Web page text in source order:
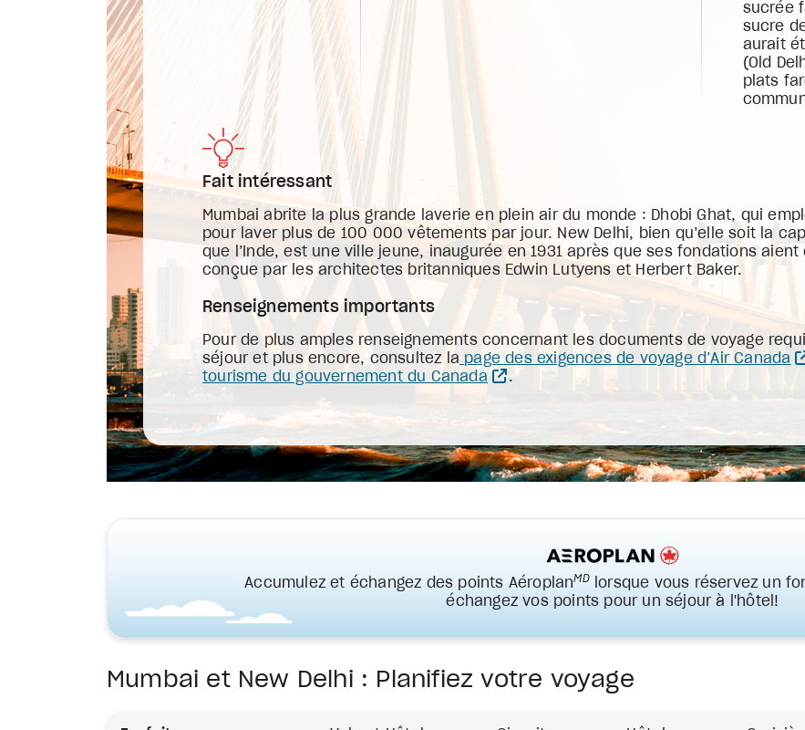
sucrée
sucre
aurait
(Old
plats
Fait intéressant
Mumbai abrite la plus grande laverie en plein air du monde : Dhobi Ghat, qui
pour laver plus de 100 000 vêtements par jour. New Delhi, bien qu’elle soit la
que l’Inde, est une ville jeune, inaugurée en 1931 après que ses fondations aient
conçue par les architectes britanniques Edwin Lutyens et Herbert Baker.
Renseignements importants
Pour de plus amples renseignements concernant les documents de voyage
séjour et plus encore, consultez la page des exigences de voyage d’Air Canada
tourisme du gouvernement du Canada
.
Accumulez et échangez des points AéroplanMDlorsque vous réservez un
échangez vos points pour un séjour à l'hôtel!
Mumbai et New Delhi : Planifiez votre voyage